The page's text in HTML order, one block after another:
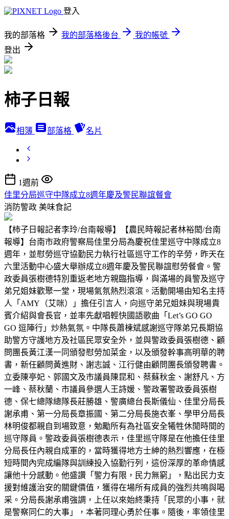
登入
我的部落格 我的部落格後台
我的帳號
登出
柿子日報
相簿 部落格 名片
1週前
佳里分局巡守中隊成立8週年慶及警民聯誼餐會
消防警政 美味食記
【柿子日報記者李玲/台南報導】【農民時報記者林裕閎/台南
報導】台南市政府警察局佳里分局為慶祝佳里巡守中隊成立8
週年，並慰勞巡守協勤民力執行社區巡守工作的辛勞，昨天在
六里活動中心盛大舉辦成立8週年慶及警民聯誼慰勞餐會。警
政委員張樹德特別重返老地方親臨指導，與滿場的員警及巡守
弟兄姐妹歡聚一堂，現場氣氛熱烈滾滾。活動開場由知名主持
人「AMY（艾咪）」擔任引言人，向巡守弟兄姐妹與現場貴
賓介紹與會長官，並率先獻唱輕快國語歌曲「Let’s GO GO
GO 逗陣行」炒熱氣氛。中隊長蕭棟斌感謝巡守隊弟兄長期協
助警方守護地方及社區民眾安全外，並與警政委員張樹德、顧
問團長黃江漢一同頒發慰勞加菜金，以及頒發幹事高明華的聘
書，新任顧問黃進財、謝志誠、江行健由顧問團長頒發聘書。
立委陳亭妃、郭國文及市議員陳昆和、蔡蘇秋金、謝舒凡、方
一峰、蔡秋蘭、市議員參選人王詩媛、警政署警政委員張樹
德、保七總隊總隊長莊勝雄、警廣總台長斯儀仙、佳里分局長
謝承甫、第一分局長章振國、第二分局長施衣峯、學甲分局長
林明俊都親自到場致意，勉勵所有為社區安全犧牲休閒時間的
巡守隊員。警政委員張樹德表示，佳里巡守隊是在他擔任佳里
分局長任內親自成軍的，當時獲得地方士紳的熱烈響應，在極
短時間內完成編隊與訓練投入協勤行列，這份深厚的革命情感
讓他十分感動。他盛讚「警力有限，民力無窮」，點出民力支
援對維護治安的關鍵價值，獲得在場所有成員的強烈共鳴與喝
采。分局長謝承甫強調，上任以來始終秉持「民眾的小事，就
是警察同仁的大事」，本著同理心勇於任事。隨後，率領佳里